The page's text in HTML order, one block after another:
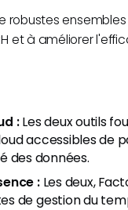
robustes
et à améliorer
:Les deux outils
accessibles de
des données.
:Les deux,
de gestion du